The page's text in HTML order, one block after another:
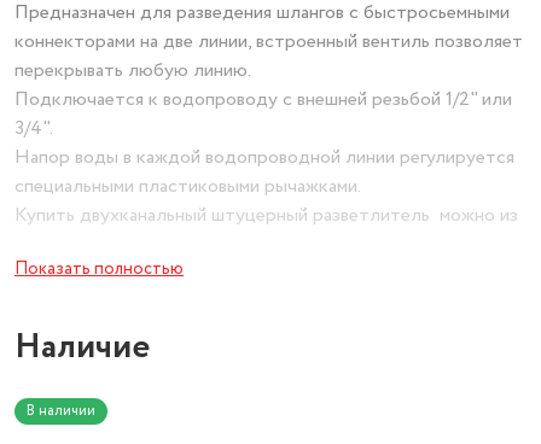
Предназначен для разведения шлангов с быстросьемными
коннекторами на две линии, встроенный вентиль позволяет
перекрывать любую линию.
Подключается к водопроводу с внешней резьбой 1/2" или
3/4".
Напор воды в каждой водопроводной линии регулируется
специальными пластиковыми рычажками.
Купить двухканальный штуцерный разветлитель можно из
Показать полностью
Наличие
В наличии